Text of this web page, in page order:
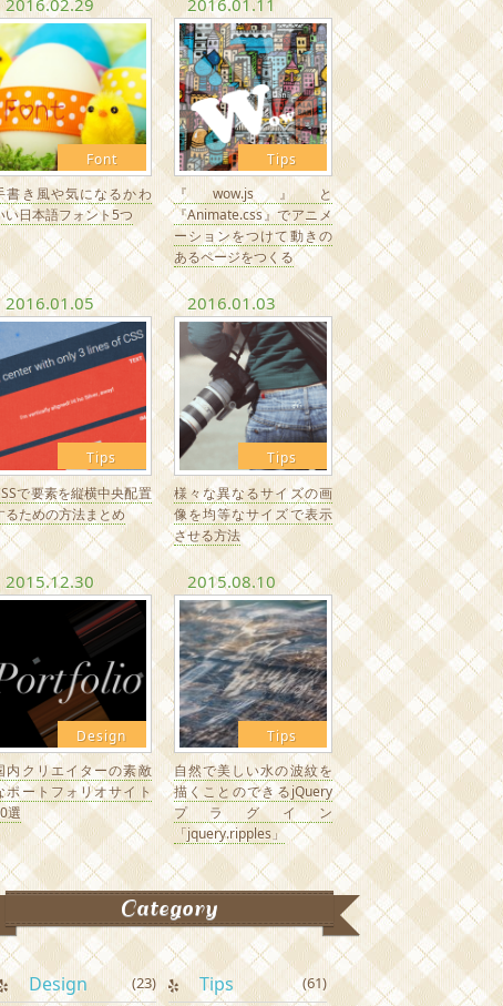
2016.02.29
Font
書き風や気になるかわ
い日本語フォント5つ
2016.01.11
Tips
『wow.js』と
『Animate.css』でアニメ
ーションをつけて動きの
あるページをつくる
2016.01.05
Tips
で要素を縦横中央配置
るための方法まとめ
2016.01.03
Tips
様々な異なるサイズの画
像を均等なサイズで表示
させる方法
2015.12.30
Design
内クリエイターの素敵
ポートフォリオサイト
選
2015.08.10
Tips
自然で美しい水の波紋を
描くことのできるjQuery
プラグイン
「jquery.ripples」
Category
Design (23) Tips (61)